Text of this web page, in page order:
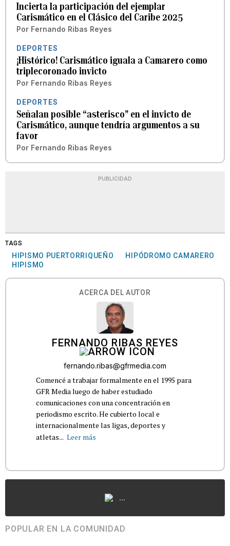
Incierta la participación del ejemplar
Carismático en el Clásico del Caribe 2025
Por Fernando Ribas Reyes
DEPORTES
¡Histórico! Carismático iguala a Camarero como
triplecoronado invicto
Por Fernando Ribas Reyes
DEPORTES
Señalan posible “asterisco” en el invicto de
Carismático, aunque tendría argumentos a su
favor
Por Fernando Ribas Reyes
PUBLICIDAD
TAGS
HIPISMO PUERTORRIQUEÑO
HIPÓDROMO CAMARERO
HIPISMO
ACERCA DEL AUTOR
FERNANDO RIBAS REYES
fernando.ribas@gfrmedia.com
Comencé a trabajar formalmente en el 1995 para
GFR Media luego de haber estudiado
comunicaciones con una concentración en
periodismo escrito. He cubierto local e
internacionalmente las ligas, deportes y
atletas... Leer más
...
POPULAR EN LA COMUNIDAD